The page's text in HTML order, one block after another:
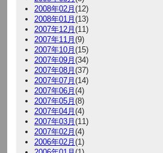
2008年02月(12)
2008年01月(13)
2007年12月(11)
2007年11月(9)
2007年10月(15)
2007年09月(34)
2007年08月(37)
2007年07月(14)
2007年06月(4)
2007年05月(8)
2007年04月(4)
2007年03月(11)
2007年02月(4)
2006年02月(1)